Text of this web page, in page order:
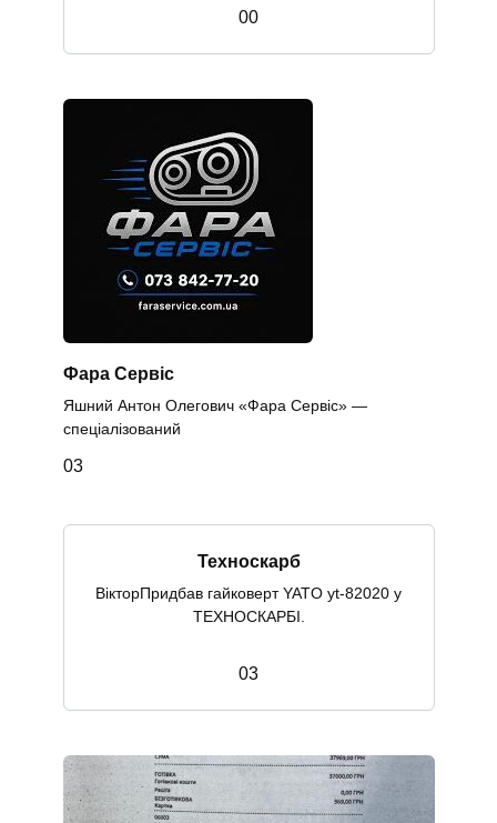
00
Фара Сервіс
Яшний Антон Олегович «Фара Сервіс» —
спеціалізований
03
Техноскарб
ВікторПридбав гайковерт YATO yt-82020 у
ТЕХНОСКАРБІ.
03